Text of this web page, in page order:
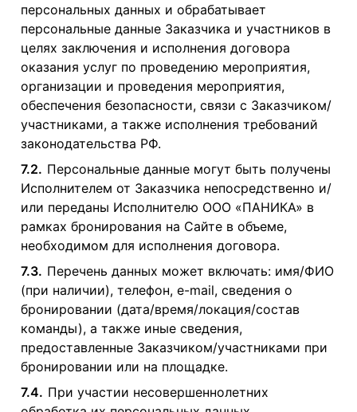
персональных данных и обрабатывает
персональные данные Заказчика и участников в
целях заключения и исполнения договора
оказания услуг по проведению мероприятия,
организации и проведения мероприятия,
обеспечения безопасности, связи с Заказчиком/
участниками, а также исполнения требований
законодательства РФ.
7.2. Персональные данные могут быть получены
Исполнителем от Заказчика непосредственно и/
или переданы Исполнителю ООО «ПАНИКА» в
рамках бронирования на Сайте в объеме,
необходимом для исполнения договора.
7.3. Перечень данных может включать: имя/ФИО
(при наличии), телефон, e-mail, сведения о
бронировании (дата/время/локация/состав
команды), а также иные сведения,
предоставленные Заказчиком/участниками при
бронировании или на площадке.
7.4. При участии несовершеннолетних